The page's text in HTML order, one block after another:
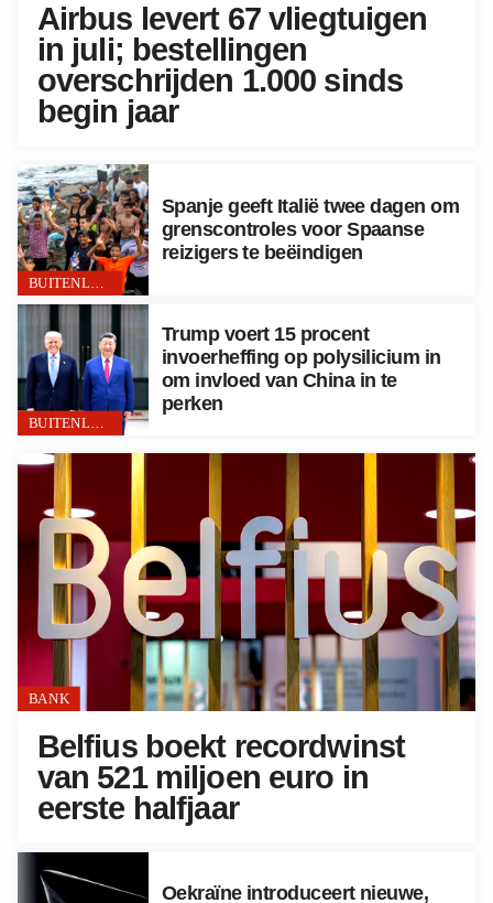
Airbus levert 67 vliegtuigen
in juli; bestellingen
overschrijden 1.000 sinds
begin jaar
BUITENLAND
Spanje geeft Italië twee dagen om
grenscontroles voor Spaanse
reizigers te beëindigen
BUITENLAND
Trump voert 15 procent
invoerheffing op polysilicium in
om invloed van China in te
perken
BANK
Belfius boekt recordwinst
van 521 miljoen euro in
eerste halfjaar
Oekraïne introduceert nieuwe,